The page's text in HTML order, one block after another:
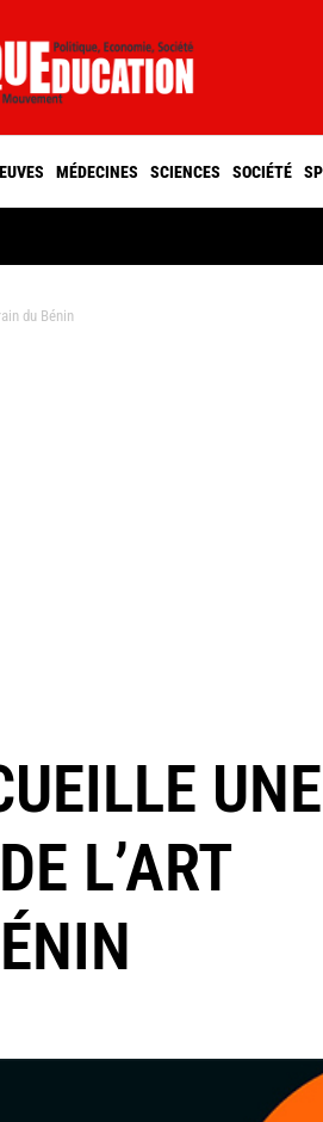
MÉDECINES SCIENCES SOCIÉTÉ
du Bénin
UNE
L’ART